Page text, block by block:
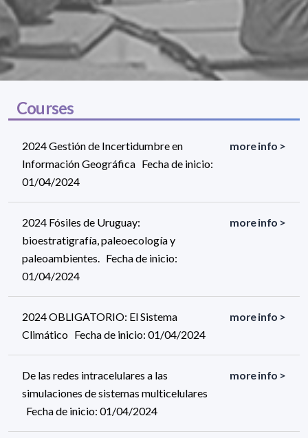
Courses
2024 Gestión de Incertidumbre en
Información Geográfica Fecha de inicio:
01/04/2024
more info >
2024 Fósiles de Uruguay:
bioestratigrafía, paleoecología y
paleoambientes. Fecha de inicio:
01/04/2024
more info >
2024 OBLIGATORIO: El Sistema
Climático Fecha de inicio: 01/04/2024
more info >
De las redes intracelulares a las
simulaciones de sistemas multicelulares
Fecha de inicio: 01/04/2024
more info >